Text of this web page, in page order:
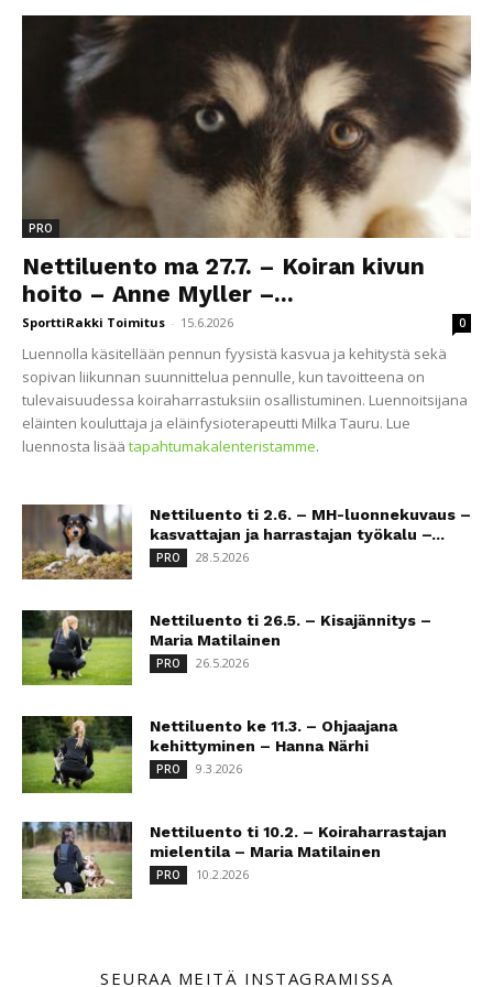
PRO
Nettiluento ma 27.7. – Koiran kivun
hoito – Anne Myller –...
SporttiRakki Toimitus - 15.6.2026 0
Luennolla käsitellään pennun fyysistä kasvua ja kehitystä sekä
sopivan liikunnan suunnittelua pennulle, kun tavoitteena on
tulevaisuudessa koiraharrastuksiin osallistuminen. Luennoitsijana
eläinten kouluttaja ja eläinfysioterapeutti Milka Tauru. Lue
luennosta lisää tapahtumakalenteristamme.
Nettiluento ti 2.6. – MH-luonnekuvaus –
kasvattajan ja harrastajan työkalu –...
PRO 28.5.2026
Nettiluento ti 26.5. – Kisajännitys –
Maria Matilainen
PRO 26.5.2026
Nettiluento ke 11.3. – Ohjaajana
kehittyminen – Hanna Närhi
PRO 9.3.2026
Nettiluento ti 10.2. – Koiraharrastajan
mielentila – Maria Matilainen
PRO 10.2.2026
SEURAA MEITÄ INSTAGRAMISSA